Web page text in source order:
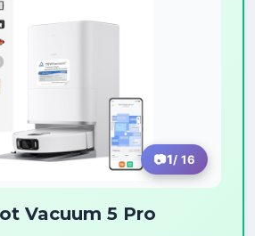
1/ 16
Vacuum 5 Pro